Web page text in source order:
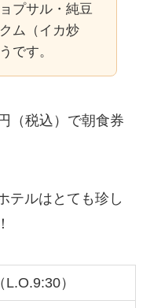
プサル・純豆
ム（イカ炒
です。
（税込）で朝食券
テルはとても珍し
）